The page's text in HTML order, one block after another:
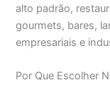
alto padrão,
gourmets, bares,
empresariais e
Por Que Escolher